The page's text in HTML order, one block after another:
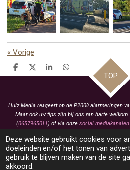
Deze website gebruikt cookies voor
doeleinden en/of het tonen van
gebruik te blijven maken van de site
akkoord.
« Vorige
D
e
D
e
S
h
D
e
TOP
Hulz Media reageert op de P2000 alarmeringen
Maar ook uw tips zijn bij ons van harte
(0657965011) of via onzesocial mediakanalen
KVK: 93463413
BTW: